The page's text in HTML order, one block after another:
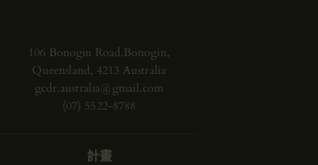
106 Bonogin Road,Bonogin,
Queensland, 4213 Australia
gcdr.australia@gmail.com
(07) 5522-8788
計畫